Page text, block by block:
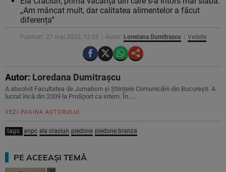
„Am mâncat mult, dar calitatea alimentelor a făcut
diferența”
Publicat: 27 mai 2025, 12:56 Autor: Loredana Dumitrașcu Vedete
Autor: Loredana Dumitrașcu
A absolvit Facultatea de Jurnalism și Științele Comunicării din București. A
lucrat încă din 2009 la ProSport ca intern. În…...
VEZI PAGINA AUTORULUI
tags: anpc ela craciun piedone piedone branza
PE ACEEAȘI TEMĂ